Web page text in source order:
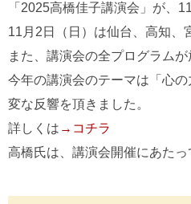
「2025高橋佳子講演会」が、
11月2日（日）は仙台、高知、
また、講演会の全プログラム
今年の講演会のテーマは「心
変な反響を頂きました。
詳しくは →コチラ
高橋氏は、講演会開催にあた